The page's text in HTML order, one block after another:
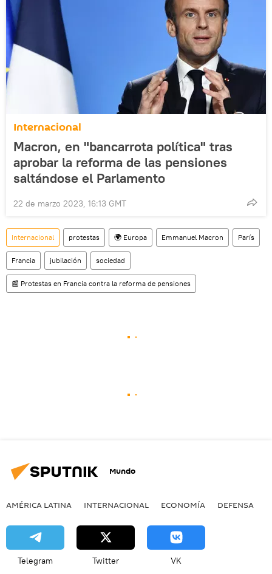
Internacional
Macron, en "bancarrota política" tras
aprobar la reforma de las pensiones
saltándose el Parlamento
22 de marzo 2023, 16:13 GMT
Internacional protestas 🌍 Europa Emmanuel Macron París
Francia jubilación sociedad
📰 Protestas en Francia contra la reforma de pensiones
Mundo
AMÉRICA LATINA INTERNACIONAL ECONOMÍA DEFENSA
Telegram Twitter VK